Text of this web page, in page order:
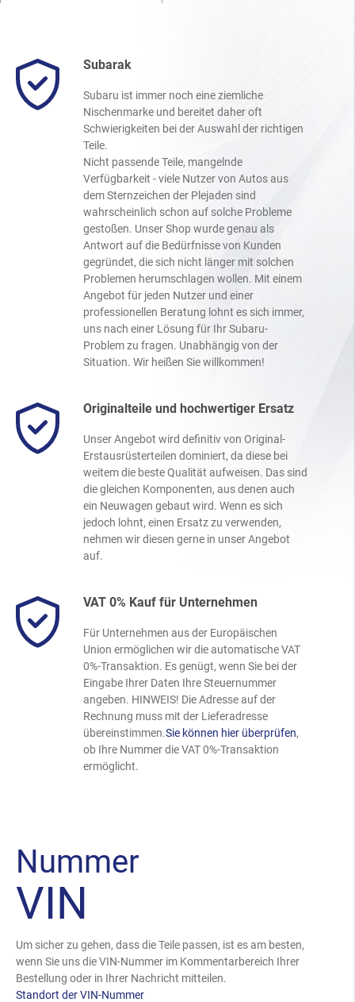
Subarak
Subaru ist immer noch eine ziemliche
Nischenmarke und bereitet daher oft
Schwierigkeiten bei der Auswahl der richtigen
Teile.
Nicht passende Teile, mangelnde
Verfügbarkeit - viele Nutzer von Autos aus
dem Sternzeichen der Plejaden sind
wahrscheinlich schon auf solche Probleme
gestoßen. Unser Shop wurde genau als
Antwort auf die Bedürfnisse von Kunden
gegründet, die sich nicht länger mit solchen
Problemen herumschlagen wollen. Mit einem
Angebot für jeden Nutzer und einer
professionellen Beratung lohnt es sich immer,
uns nach einer Lösung für Ihr Subaru-
Problem zu fragen. Unabhängig von der
Situation. Wir heißen Sie willkommen!
Originalteile und hochwertiger Ersatz
Unser Angebot wird definitiv von Original-
Erstausrüsterteilen dominiert, da diese bei
weitem die beste Qualität aufweisen. Das sind
die gleichen Komponenten, aus denen auch
ein Neuwagen gebaut wird. Wenn es sich
jedoch lohnt, einen Ersatz zu verwenden,
nehmen wir diesen gerne in unser Angebot
auf.
VAT 0% Kauf für Unternehmen
Für Unternehmen aus der Europäischen
Union ermöglichen wir die automatische VAT
0%-Transaktion. Es genügt, wenn Sie bei der
Eingabe Ihrer Daten Ihre Steuernummer
angeben. HINWEIS! Die Adresse auf der
Rechnung muss mit der Lieferadresse
übereinstimmen.Sie können hier überprüfen,
ob Ihre Nummer die VAT 0%-Transaktion
ermöglicht.
Nummer
VIN
Um sicher zu gehen, dass die Teile passen, ist es am besten,
wenn Sie uns die VIN-Nummer im Kommentarbereich Ihrer
Bestellung oder in Ihrer Nachricht mitteilen.
Standort der VIN-Nummer